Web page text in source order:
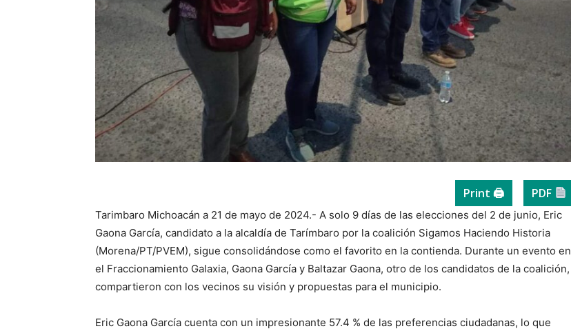
Print 🖨 PDF
Tarimbaro Michoacán a 21 de mayo de 2024.- A solo 9 días de las elecciones del 2 de junio, Eric
Gaona García, candidato a la alcaldía de Tarímbaro por la coalición Sigamos Haciendo Historia
(Morena/PT/PVEM), sigue consolidándose como el favorito en la contienda. Durante un evento en
el Fraccionamiento Galaxia, Gaona García y Baltazar Gaona, otro de los candidatos de la coalición,
compartieron con los vecinos su visión y propuestas para el municipio.
Eric Gaona García cuenta con un impresionante 57.4 % de las preferencias ciudadanas, lo que